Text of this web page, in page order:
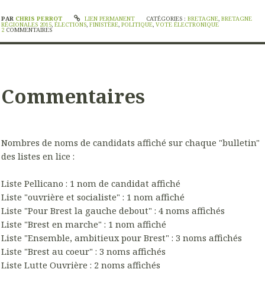
PAR CHRIS PERROT LIEN PERMANENT CATÉGORIES :BRETAGNE,BRETAGNE
RÉGIONALES 2015, ÉLECTIONS, FINISTÈRE, POLITIQUE, VOTE ÉLECTRONIQUE
2 COMMENTAIRES
Commentaires
Nombres de noms de candidats affiché sur chaque "bulletin"
des listes en lice :
Liste Pellicano : 1 nom de candidat affiché
Liste "ouvrière et socialiste" : 1 nom affiché
Liste "Pour Brest la gauche debout" : 4 noms affichés
Liste "Brest en marche" : 1 nom affiché
Liste "Ensemble, ambitieux pour Brest" : 3 noms affichés
Liste "Brest au coeur" : 3 noms affichés
Liste Lutte Ouvrière : 2 noms affichés